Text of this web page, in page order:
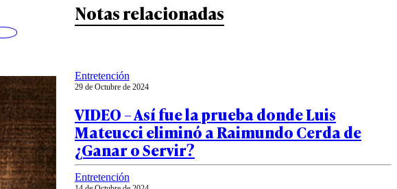
Notas relacionadas
Entretención
29 de Octubre de 2024
VIDEO – Así fue la prueba donde Luis
Mateucci eliminó a Raimundo Cerda de
¿Ganar o Servir?
Entretención